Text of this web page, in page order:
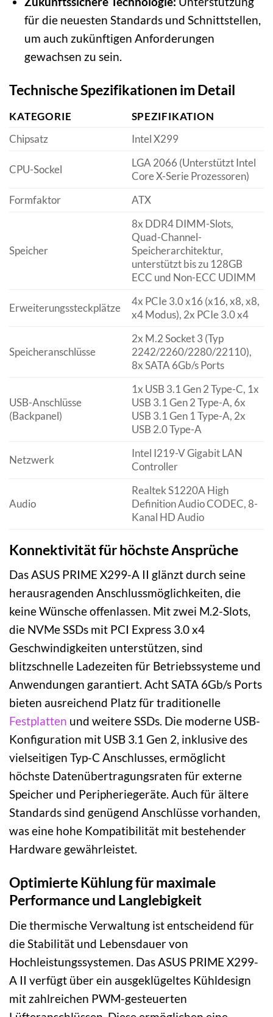
für die neuesten Standards und Schnittstellen,
um auch zukünftigen Anforderungen
gewachsen zu sein.
Technische Spezifikationen im Detail
KATEGORIE
SPEZIFIKATION
Chipsatz
Intel X299
CPU-Sockel
LGA 2066 (Unterstützt Intel
Core X-Serie Prozessoren)
Formfaktor
ATX
Speicher
8x DDR4 DIMM-Slots,
Quad-Channel-
Speicherarchitektur,
unterstützt bis zu 128GB
ECC und Non-ECC UDIMM
Erweiterungssteckplätze
4x PCIe 3.0 x16 (x16, x8, x8,
x4 Modus), 2x PCIe 3.0 x4
Speicheranschlüsse
2x M.2 Socket 3 (Typ
2242/2260/2280/22110),
8x SATA 6Gb/s Ports
USB-Anschlüsse
(Backpanel)
1x USB 3.1 Gen 2 Type-C, 1x
USB 3.1 Gen 2 Type-A, 6x
USB 3.1 Gen 1 Type-A, 2x
USB 2.0 Type-A
Netzwerk
Intel I219-V Gigabit LAN
Controller
Audio
Realtek S1220A High
Definition Audio CODEC, 8-
Kanal HD Audio
Konnektivität für höchste Ansprüche
Das ASUS PRIME X299-A II glänzt durch seine
herausragenden Anschlussmöglichkeiten, die
keine Wünsche offenlassen. Mit zwei M.2-Slots,
die NVMe SSDs mit PCI Express 3.0 x4
Geschwindigkeiten unterstützen, sind
blitzschnelle Ladezeiten für Betriebssysteme und
Anwendungen garantiert. Acht SATA 6Gb/s Ports
bieten ausreichend Platz für traditionelle
Festplatten und weitere SSDs. Die moderne USB-
Konfiguration mit USB 3.1 Gen 2, inklusive des
vielseitigen Typ-C Anschlusses, ermöglicht
höchste Datenübertragungsraten für externe
Speicher und Peripheriegeräte. Auch für ältere
Standards sind genügend Anschlüsse vorhanden,
was eine hohe Kompatibilität mit bestehender
Hardware gewährleistet.
Optimierte Kühlung für maximale
Performance und Langlebigkeit
Die thermische Verwaltung ist entscheidend für
die Stabilität und Lebensdauer von
Hochleistungssystemen. Das ASUS PRIME X299-
A II verfügt über ein ausgeklügeltes Kühldesign
mit zahlreichen PWM-gesteuerten